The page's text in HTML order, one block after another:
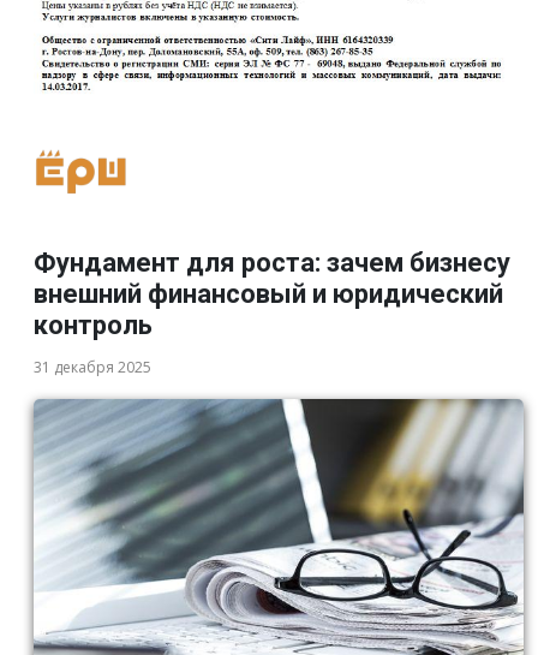
Фундамент для роста: зачем бизнесу
внешний финансовый и юридический
контроль
31 декабря 2025